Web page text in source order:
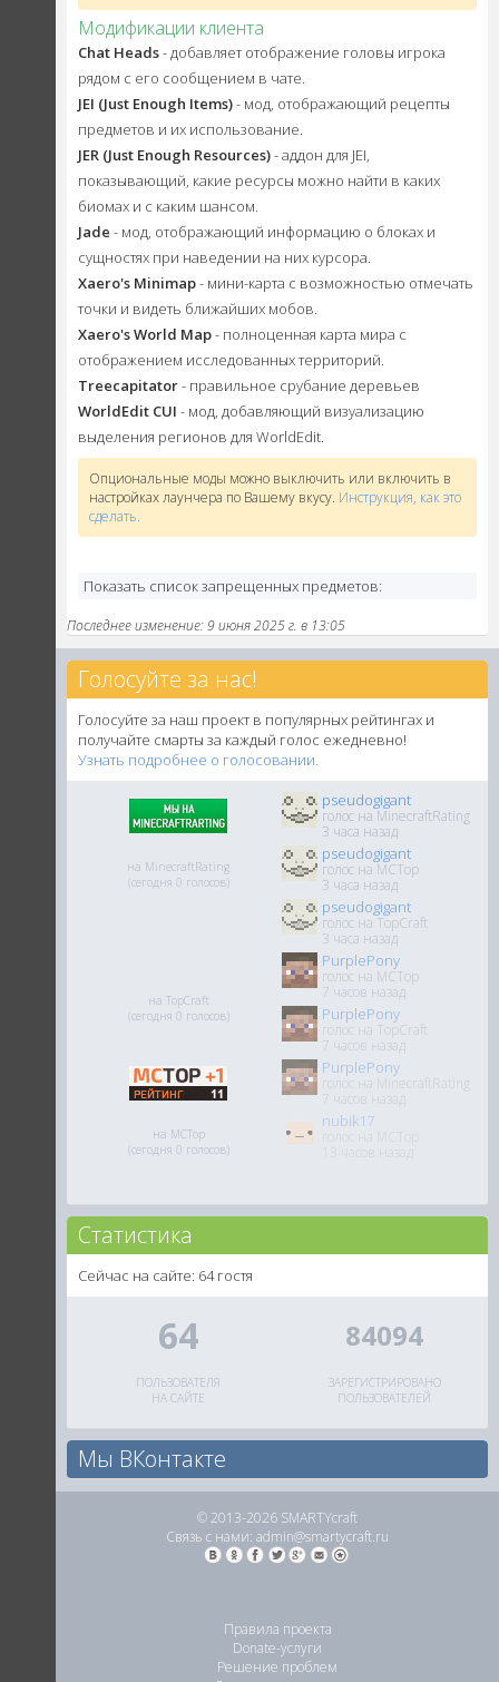
Модификации клиента
Chat Heads- добавляет отображение головы игрока
рядом с его сообщением в чате.
JEI (Just Enough Items)- мод, отображающий рецепты
предметов и их использование.
JER (Just Enough Resources)- аддон для JEI,
показывающий, какие ресурсы можно найти в каких
биомах и с каким шансом.
Jade - мод, отображающий информацию о блоках и
сущностях при наведении на них курсора.
Xaero's Minimap- мини-карта с возможностью отмечать
точки и видеть ближайших мобов.
Xaero's World Map- полноценная карта мира с
отображением исследованных территорий.
Treecapitator- правильное срубание деревьев
WorldEdit CUI - мод, добавляющий визуализацию
выделения регионов для WorldEdit.
Опциональные моды можно выключить или включить в
настройках лаунчера по Вашему вкусу. Инструкция, как это
сделать.
Показать список запрещенных предметов:
Последнее изменение: 9 июня 2025 г. в 13:05
Голосуйте за нас!
Голосуйте за наш проект в популярных рейтингах и
получайте смарты за каждый голос ежедневно!
Узнать подробнее о голосовании.
pseudogigant
голос на MinecraftRating
3 часа назад
pseudogigant
голос на MCTop
3 часа назад
pseudogigant
голос на TopCraft
3 часа назад
PurplePony
голос на MCTop
7 часов назад
PurplePony
голос на TopCraft
7 часов назад
PurplePony
голос на MinecraftRating
7 часов назад
nubik17
на MinecraftRating
(сегодня 0 голосов)
на TopCraft
(сегодня 0 голосов)
на MCTop
(сегодня 0 голосов)
Статистика
Сейчас на сайте: 64 гостя
84094
ЗАРЕГИСТРИРОВАНО
ПОЛЬЗОВАТЕЛЕЙ
64
ПОЛЬЗОВАТЕЛЯ
НА САЙТЕ
Мы ВКонтакте
© 2013-2026 SMARTYcraft
Связь с нами: admin@smartycraft.ru
Правила проекта
Donate-услуги
Решение проблем